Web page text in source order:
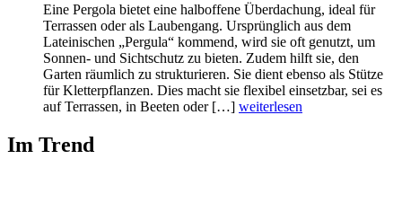
Eine Pergola bietet eine halboffene Überdachung, ideal für
Terrassen oder als Laubengang. Ursprünglich aus dem
Lateinischen „Pergula“ kommend, wird sie oft genutzt, um
Sonnen- und Sichtschutz zu bieten. Zudem hilft sie, den
Garten räumlich zu strukturieren. Sie dient ebenso als Stütze
für Kletterpflanzen. Dies macht sie flexibel einsetzbar, sei es
auf Terrassen, in Beeten oder […] weiterlesen
Im Trend